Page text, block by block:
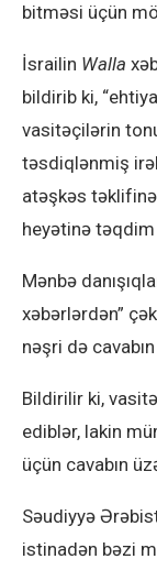
bitməsi üçün
İsrailin Walla
bildirib ki,
vasitəçilərin
təsdiqlənmiş
atəşkəs
heyətinə təqdim
Mənbə
xəbərlərdən”
nəşri də
Bildirilir ki,
ediblər, lakin
üçün cavabın
Səudiyyə
istinadən bəzi